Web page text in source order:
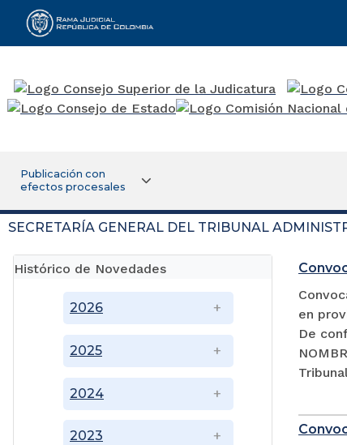
Rama Judicial
Publicación con
efectos procesales
SECRETARÍA GENERAL DEL TRIBUNAL
Histórico de Novedades
2023
2024
2025
2026
en
De